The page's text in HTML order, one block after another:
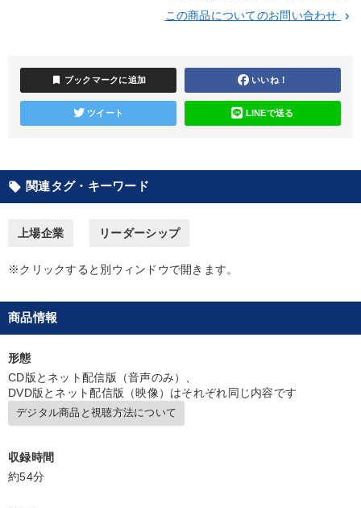
経済・景気・相場予測
最新刊・戦略参謀ChatGPT実戦法と中小企業のDXと講話ご案内
2025年春季全国経営者セミナー収録講演ＣＤ・講演ＤＶＤ・デジ
タル版（音声／動画ストリーミング・ダウンロード）
財務・数字力の向上
キーワード
資産運用 いい会社
トレンド
この商品についてのお問い合わせ keyboard_arrow_right
bookmark ブックマークに追加 いいね！
ツイート LINEで送る
local_offer 関連タグ・キーワード
上場企業 リーダーシップ
※クリックすると別ウィンドウで開きます。
商品情報
形態
CD版とネット配信版（音声のみ）、
DVD版とネット配信版（映像）はそれぞれ同じ内容です
デジタル商品と視聴方法について
収録時間
約54分